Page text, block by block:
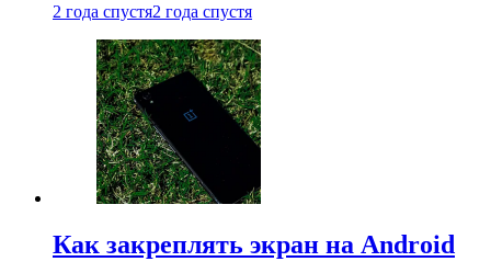
2 года спустя2 года спустя
Как закреплять экран на Android